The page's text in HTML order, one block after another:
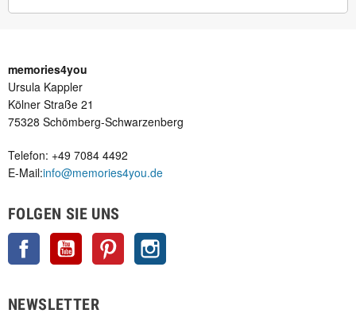
memories4you
Ursula Kappler
Kölner Straße 21
75328 Schömberg-Schwarzenberg
Telefon: +49 7084 4492
E-Mail:info@memories4you.de
FOLGEN SIE UNS
Facebook YouTube Pinterest
NEWSLETTER